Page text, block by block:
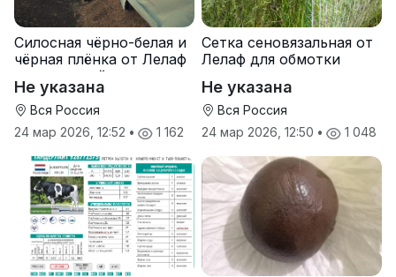
Силосная чёрно-белая и
чёрная плёнка от Лелаф
для траншей и ям
силоса/сенажа
Не указана
Вся Россия
24 мар 2026, 12:52 • 1 162
Сетка сеновязальная от
Лелаф для обмотки
Не указана
Вся Россия
24 мар 2026, 12:50 • 1 048